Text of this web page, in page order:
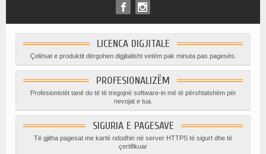
LICENCA DIGJITALE
Çelësat e produktit dërgohen digjitalisht vetëm pak minuta pas pagesës.
PROFESIONALIZËM
Profesionistët tanë do të të tregojnë software-in më të përshtatshëm për
nevojat e tua.
SIGURIA E PAGESAVE
Të gjitha pagesat me kartë ndodhin në server HTTPS të sigurt dhe të
çertifikuar